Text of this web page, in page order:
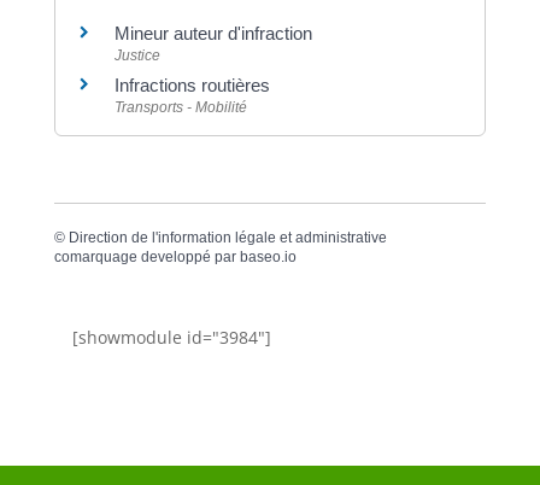
Mineur auteur d'infraction
Justice
Infractions routières
Transports - Mobilité
© Direction de l'information légale et administrative
comarquage developpé par baseo.io
[showmodule id="3984"]